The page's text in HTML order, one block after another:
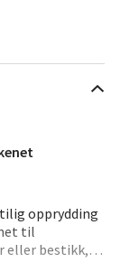
opprydding
til
eller bestikk,